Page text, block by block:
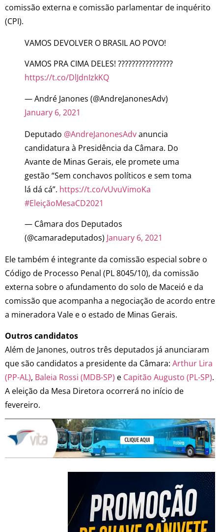
comissão externa e comissão parlamentar de inquérito
(CPI).
VAMOS DEVOLVER O BRASIL AO POVO!
VAMOS PRA CIMA DELES! ????????????????
https://t.co/DlJdnIzkKQ
— André Janones (@AndreJanonesAdv)
January 6, 2021
Deputado @AndreJanonesAdvanuncia
candidatura à Presidência da Câmara. Do
Avante de Minas Gerais, ele promete uma
gestão “Sem conchavos políticos e sem toma
lá dá cá”. https://t.co/vUvuVimoKa
#EleiçãoMesaCD2021
— Câmara dos Deputados
(@camaradeputados) January 6, 2021
Ele também é integrante da comissão especial sobre o
Código de Processo Penal (PL 8045/10), da comissão
externa sobre o afundamento do solo de Maceió e da
comissão que acompanha a negociação de acordo entre
a mineradora Vale e o estado de Minas Gerais.
Outros candidatos
Além de Janones, outros três deputados já anunciaram
que são candidatos a presidente da Câmara: Arthur Lira
(PP-AL), Baleia Rossi (MDB-SP) e Capitão Augusto (PL-SP).
A eleição da Mesa Diretora ocorrerá no início de
fevereiro.